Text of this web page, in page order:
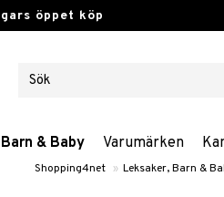
öppet köp
& Baby Varumärken
Shopping4net » Leksaker, Barn &